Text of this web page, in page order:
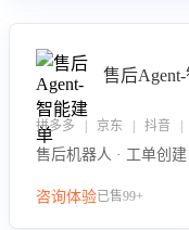
售后
拼多多 | 京东 | 抖音 |
售后机器人 · 工单创
咨询体验已售99+